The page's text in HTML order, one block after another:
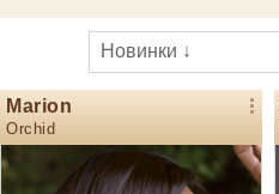
Marion
Orchid